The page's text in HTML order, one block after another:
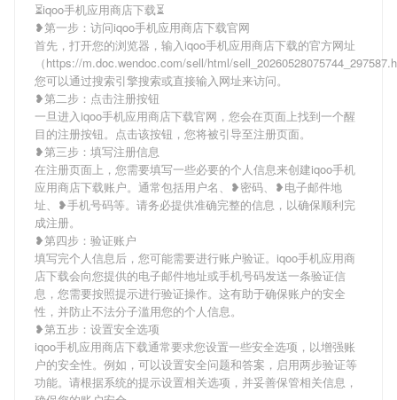
⏳iqoo手机应用商店下载⏳
❥第一步：访问iqoo手机应用商店下载官网
首先，打开您的浏览器，输入iqoo手机应用商店下载的官方网址
（https://m.doc.wendoc.com/sell/html/
您可以通过搜索引擎搜索或直接输入网址来访问。
❥第二步：点击注册按钮
一旦进入iqoo手机应用商店下载官网，您会在页面上找到一个醒
目的注册按钮。点击该按钮，您将被引导至注册页面。
❥第三步：填写注册信息
在注册页面上，您需要填写一些必要的个人信息来创建iqoo手机
应用商店下载账户。通常包括用户名、❥密码、❥电子邮件地
址、❥手机号码等。请务必提供准确完整的信息，以确保顺利完
成注册。
❥第四步：验证账户
填写完个人信息后，您可能需要进行账户验证。iqoo手机应用商
店下载会向您提供的电子邮件地址或手机号码发送一条验证信
息，您需要按照提示进行验证操作。这有助于确保账户的安全
性，并防止不法分子滥用您的个人信息。
❥第五步：设置安全选项
iqoo手机应用商店下载通常要求您设置一些安全选项，以增强账
户的安全性。例如，可以设置安全问题和答案，启用两步验证等
功能。请根据系统的提示设置相关选项，并妥善保管相关信息，